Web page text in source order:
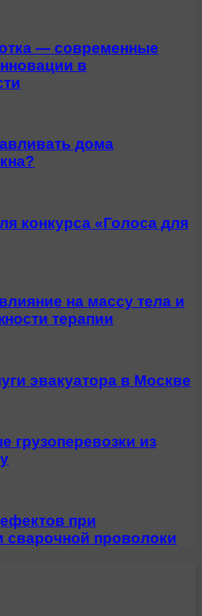
— современные
в
дома
конкурса «Голоса для
на массу тела и
терапии
эвакуатора в Москве
грузоперевозки из
при
сварочной проволоки